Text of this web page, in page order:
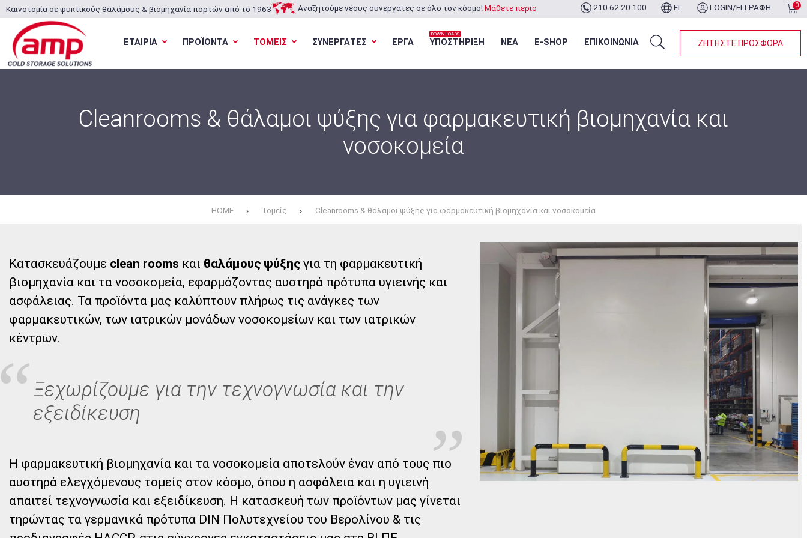
Καινοτομία σε ψυκτικούς θαλάμους & βιομηχανία πορτών από το 1963 Αναζητούμε νέους συνεργάτες σε όλο τον κόσμο! Μάθετε περισσότερα... 210 62 20 100 EL LOGIN/ΕΓΓΡΑΦΗ 0
ΕΤΑΙΡΙΑ ΠΡΟΪΟΝΤΑ ΤΟΜΕΙΣ ΣΥΝΕΡΓΑΤΕΣ ΕΡΓΑ ΥΠΟΣΤΗΡΙΞΗ
DOWNLOADS
ΝΕΑ E-SHOP ΕΠΙΚΟΙΝΩΝΙΑ ΖΗΤΗΣΤΕ ΠΡΟΣΦΟΡΑ
Cleanrooms & θάλαμοι ψύξης για φαρμακευτική βιομηχανία και
νοσοκομεία
HOME Τομείς Cleanrooms & θάλαμοι ψύξης για φαρμακευτική βιομηχανία και νοσοκομεία
Κατασκευάζουμε clean rooms και θαλάμους ψύξης για τη φαρμακευτική
βιομηχανία και τα νοσοκομεία, εφαρμόζοντας αυστηρά πρότυπα υγιεινής και
ασφάλειας. Τα προϊόντα μας καλύπτουν πλήρως τις ανάγκες των
φαρμακευτικών, των ιατρικών μονάδων νοσοκομείων και των ιατρικών
κέντρων.
Ξεχωρίζουμε για την τεχνογνωσία και την
εξειδίκευση
Η φαρμακευτική βιομηχανία και τα νοσοκομεία αποτελούν έναν από τους πιο
αυστηρά ελεγχόμενους τομείς στον κόσμο, όπου η ασφάλεια και η υγιεινή
απαιτεί τεχνογνωσία και εξειδίκευση. Η κατασκευή των προϊόντων μας γίνεται
τηρώντας τα γερμανικά πρότυπα DIN Πολυτεχνείου του Βερολίνου & τις